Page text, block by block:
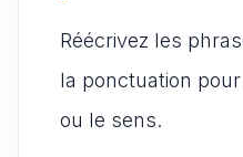
Réécrivez les
la ponctuation
ou le sens.